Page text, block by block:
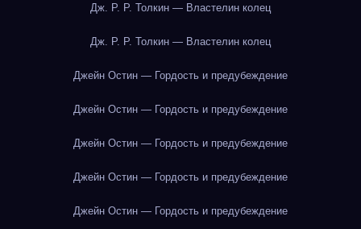
Дж. Р. Р. Толкин — Властелин колец
Дж. Р. Р. Толкин — Властелин колец
Джейн Остин — Гордость и предубеждение
Джейн Остин — Гордость и предубеждение
Джейн Остин — Гордость и предубеждение
Джейн Остин — Гордость и предубеждение
Джейн Остин — Гордость и предубеждение